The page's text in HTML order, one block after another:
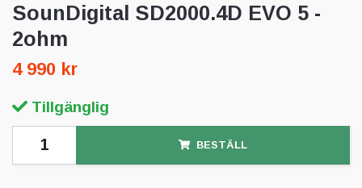
SounDigital SD2000.4D EVO 5 -
2ohm
4 990 kr
Tillgänglig
BESTÄLL